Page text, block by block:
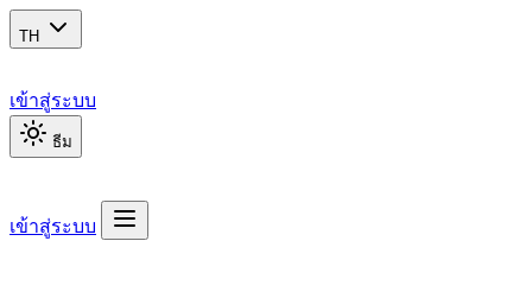
TH
เข้าสู่ระบบ
ธีม
เข้าสู่ระบบ